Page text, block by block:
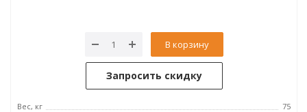
В корзину
Запросить скидку
Вес, кг
75